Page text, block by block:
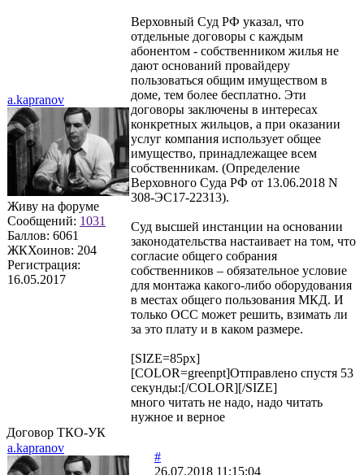
a.kapranov
Живу на форуме
Сообщений: 1031
Баллов: 6061
ЖКХоинов: 204
Регистрация:
16.05.2017
Верховный Суд РФ указал, что
отдельные договоры с каждым
абонентом - собственником жилья не
дают оснований провайдеру
пользоваться общим имуществом в
доме, тем более бесплатно. Эти
договоры заключены в интересах
конкретных жильцов, а при оказании
услуг компания использует общее
имущество, принадлежащее всем
собственникам. (Определение
Верховного Суда РФ от 13.06.2018 N
308-ЭС17-22313).
Суд высшей инстанции на основании
законодательства настаивает на том, что
согласие общего собрания
собственников – обязательное условие
для монтажа какого-либо оборудования
в местах общего пользования МКД. И
только ОСС может решить, взимать ли
за это плату и в каком размере.
[SIZE=85px]
[COLOR=greenpt]Отправлено спустя 53
секунды:[/COLOR][/SIZE]
много читать не надо, надо читать
нужное и верное
Договор ТКО-УК
a.kapranov
#
26.07.2018 11:15:04